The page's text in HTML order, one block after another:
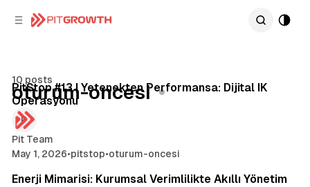
10 posts
oturum-oncesi Posts
PitStop #13 | Yetenekten Performansa: Dijital IK
Operasyonu
Pit Team
May 1, 2026•pitstop•oturum-oncesi
Enerji Mimarisi: Kurumsal Verimlilikte Akıllı Yönetim